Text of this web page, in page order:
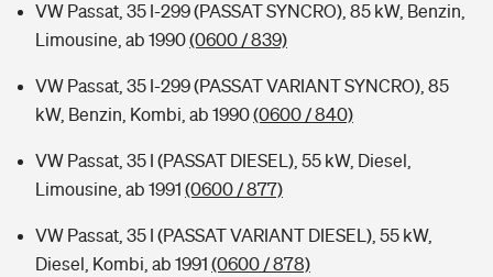
VW Passat, 35 I-299 (PASSAT SYNCRO), 85 kW, Benzin,
Limousine, ab 1990(0600 / 839)
VW Passat, 35 I-299 (PASSAT VARIANT SYNCRO), 85
kW, Benzin, Kombi, ab 1990(0600 / 840)
VW Passat, 35 I (PASSAT DIESEL), 55 kW, Diesel,
Limousine, ab 1991 (0600 / 877)
VW Passat, 35 I (PASSAT VARIANT DIESEL), 55 kW,
Diesel, Kombi, ab 1991 (0600 / 878)